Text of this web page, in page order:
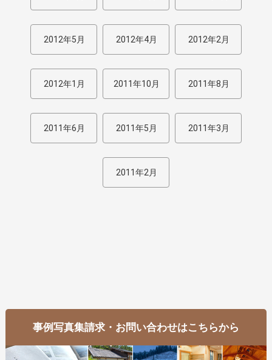
2012年5月 2012年4月 2012年2月
2012年1月 2011年10月 2011年8月
2011年6月 2011年5月 2011年3月
2011年2月
事例写真集請求・お問い合わせはこちらから